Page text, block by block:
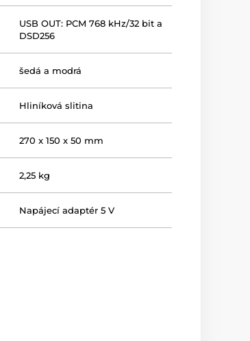
USB OUT: PCM 768 kHz/32 bit a
DSD256
šedá a modrá
Hliníková slitina
270 x 150 x 50 mm
2,25 kg
Napájecí adaptér 5 V